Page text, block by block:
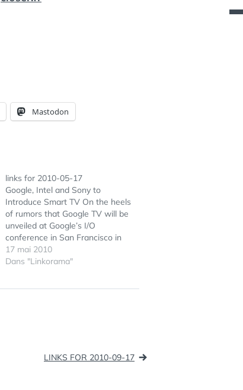
Mastodon
links for 2010-05-17
Google, Intel and Sony to
Introduce Smart TV On the heels
of rumors that Google TV will be
unveiled at Google’s I/O
conference in San Francisco in
May comes a report by The
Financial Times that gives a name
17 mai 2010
Dans "Linkorama"
LINKS FOR 2010-09-17